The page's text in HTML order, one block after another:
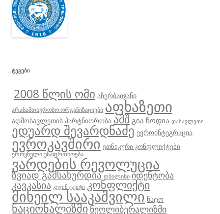
ᲢᲔᲒᲔᲑᲘ
2008 წლის ომი აზერბაიჯანი
არასამთავრობო ორგანიზაციები აფხაზეთი
აღმოსავლეთის პარტნიორობა აშშ გია ნოდია დასავლეთი
ედუარდ შევარდნაძე ევროინტეგრაცია
ევროკავშირი ეთნიკური კონფლიქტები
ეროვნული უსაფრთხოება
ვარდების რევოლუცია
ზვიად გამსახურდია თბილისი იდენტობა
კავკასია კევინ ტუიტი კონფლიქტი
მიხეილ სააკაშვილი ნატო
ნაციონალიზმინეოლიბერალიზმი